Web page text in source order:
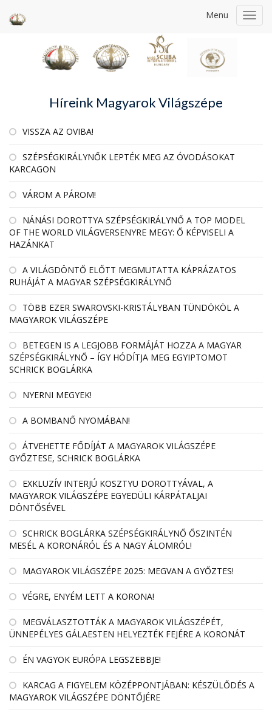
Menu
Híreink Magyarok Világszépe
VISSZA AZ OVIBA!
SZÉPSÉGKIRÁLYNŐK LEPTÉK MEG AZ ÓVODÁSOKAT
KARCAGON
VÁROM A PÁROM!
NÁNÁSI DOROTTYA SZÉPSÉGKIRÁLYNŐ A TOP MODEL
OF THE WORLD VILÁGVERSENYRE MEGY: Ő KÉPVISELI A
HAZÁNKAT
A VILÁGDÖNTŐ ELŐTT MEGMUTATTA KÁPRÁZATOS
RUHÁJÁT A MAGYAR SZÉPSÉGKIRÁLYNŐ
TÖBB EZER SWAROVSKI-KRISTÁLYBAN TÜNDÖKÖL A
MAGYAROK VILÁGSZÉPE
BETEGEN IS A LEGJOBB FORMÁJÁT HOZZA A MAGYAR
SZÉPSÉGKIRÁLYNŐ – ÍGY HÓDÍTJA MEG EGYIPTOMOT
SCHRICK BOGLÁRKA
NYERNI MEGYEK!
A BOMBANŐ NYOMÁBAN!
ÁTVEHETTE FŐDÍJÁT A MAGYAROK VILÁGSZÉPE
GYŐZTESE, SCHRICK BOGLÁRKA
EXKLUZÍV INTERJÚ KOSZTYU DOROTTYÁVAL, A
MAGYAROK VILÁGSZÉPE EGYEDÜLI KÁRPÁTALJAI
DÖNTŐSÉVEL
SCHRICK BOGLÁRKA SZÉPSÉGKIRÁLYNŐ ŐSZINTÉN
MESÉL A KORONÁRÓL ÉS A NAGY ÁLOMRÓL!
MAGYAROK VILÁGSZÉPE 2025: MEGVAN A GYŐZTES!
VÉGRE, ENYÉM LETT A KORONA!
MEGVÁLASZTOTTÁK A MAGYAROK VILÁGSZÉPÉT,
ÜNNEPÉLYES GÁLAESTEN HELYEZTÉK FEJÉRE A KORONÁT
ÉN VAGYOK EURÓPA LEGSZEBBJE!
KARCAG A FIGYELEM KÖZÉPPONTJÁBAN: KÉSZÜLŐDÉS A
MAGYAROK VILÁGSZÉPE DÖNTŐJÉRE